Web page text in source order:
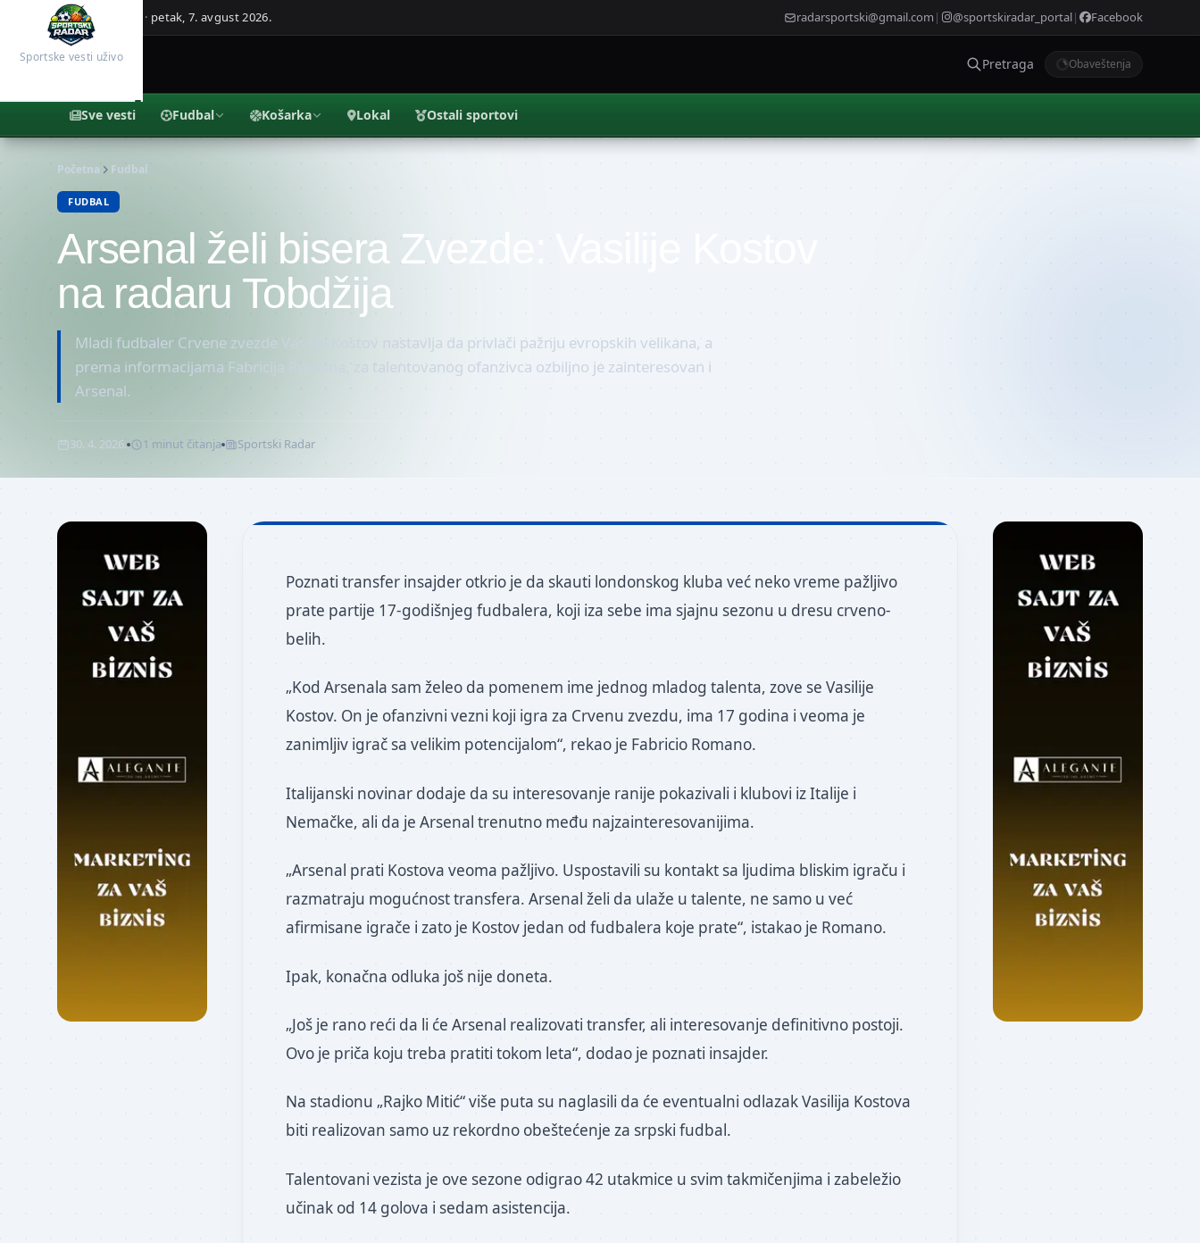
Sportske vesti uživo
Beograd, Srbija · petak, 7. avgust 2026. radarsportski@gmail.com | @sportskiradar_portal| Facebook
Pretraga Obaveštenja
Sve vesti Fudbal Košarka Lokal Ostali sportovi
Početna Fudbal
FUDBAL
Arsenal želi bisera Zvezde: Vasilije Kostov
na radaru Tobdžija
Mladi fudbaler Crvene zvezde Vasilije Kostov nastavlja da privlači pažnju evropskih velikana, a
prema informacijama Fabricija Romana, za talentovanog ofanzivca ozbiljno je zainteresovan i
Arsenal.
30. 4. 2026. 1 minut čitanja Sportski Radar
Poznati transfer insajder otkrio je da skauti londonskog kluba već neko vreme pažljivo
prate partije 17-godišnjeg fudbalera, koji iza sebe ima sjajnu sezonu u dresu crveno-
belih.
„Kod Arsenala sam želeo da pomenem ime jednog mladog talenta, zove se Vasilije
Kostov. On je ofanzivni vezni koji igra za Crvenu zvezdu, ima 17 godina i veoma je
zanimljiv igrač sa velikim potencijalom“, rekao je Fabricio Romano.
Italijanski novinar dodaje da su interesovanje ranije pokazivali i klubovi iz Italije i
Nemačke, ali da je Arsenal trenutno među najzainteresovanijima.
„Arsenal prati Kostova veoma pažljivo. Uspostavili su kontakt sa ljudima bliskim igraču i
razmatraju mogućnost transfera. Arsenal želi da ulaže u talente, ne samo u već
afirmisane igrače i zato je Kostov jedan od fudbalera koje prate“, istakao je Romano.
Ipak, konačna odluka još nije doneta.
„Još je rano reći da li će Arsenal realizovati transfer, ali interesovanje definitivno postoji.
Ovo je priča koju treba pratiti tokom leta“, dodao je poznati insajder.
Na stadionu „Rajko Mitić“ više puta su naglasili da će eventualni odlazak Vasilija Kostova
biti realizovan samo uz rekordno obeštećenje za srpski fudbal.
Talentovani vezista je ove sezone odigrao 42 utakmice u svim takmičenjima i zabeležio
učinak od 14 golova i sedam asistencija.